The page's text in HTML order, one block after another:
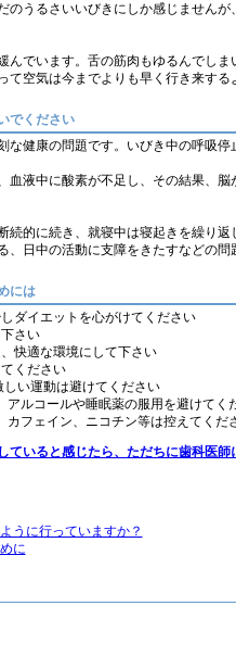
のうるさいいびきにしか感じません
んでいます。舌の筋肉もゆるんでし
て空気は今までよりも早く行き来する
でください
な健康の問題です。いびき中の呼吸停
血液中に酸素が不足し、その結果、
続的に続き、就寝中は寝起きを繰り
、日中の活動に支障をきたすなどの問
には
ダイエットを心がけてください
さい
快適な環境にして下さい
ください
しい運動は避けてください
アルコールや睡眠薬の服用を避けてく
カフェイン、ニコチン等は控えてくだ
ていると感じたら、ただちに歯科医師
うに行っていますか？
に